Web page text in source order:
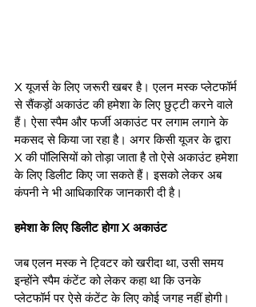
X यूजर्स के लिए जरूरी खबर है। एलन मस्क प्लेटफॉर्म
से सैंकड़ों अकाउंट की हमेशा के लिए छुट्टी करने वाले
हैं। ऐसा स्पैम और फर्जी अकाउंट पर लगाम लगाने के
मकसद से किया जा रहा है। अगर किसी यूजर के द्वारा
X की पॉलिसियों को तोड़ा जाता है तो ऐसे अकाउंट हमेशा
के लिए डिलीट किए जा सकते हैं। इसको लेकर अब
कंपनी ने भी आधिकारिक जानकारी दी है।
हमेशा के लिए डिलीट होगा X अकाउंट
जब एलन मस्क ने ट्विटर को खरीदा था, उसी समय
इन्होंने स्पैम कंटेंट को लेकर कहा था कि उनके
प्लेटफॉर्म पर ऐसे कंटेंट के लिए कोई जगह नहीं होगी।